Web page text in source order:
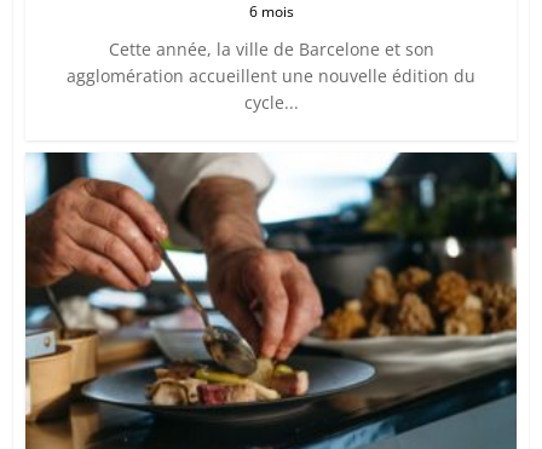
6 mois
Cette année, la ville de Barcelone et son
agglomération accueillent une nouvelle édition du
cycle...